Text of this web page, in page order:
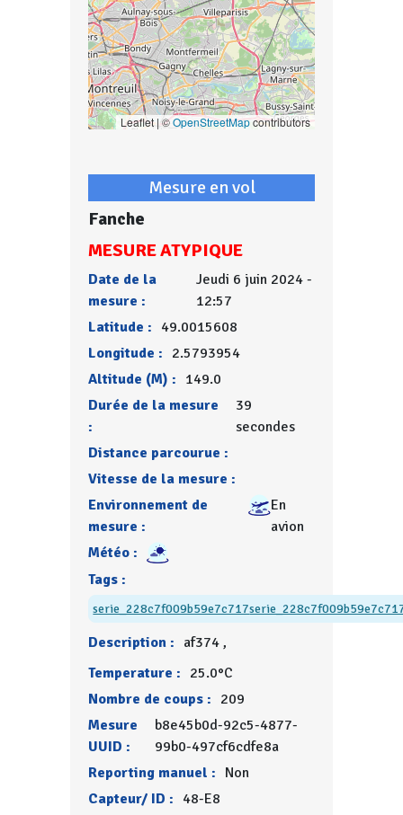
Leaflet | ©OpenStreetMapcontributors
Mesure en vol
Fanche
MESURE ATYPIQUE
Date de la
mesure :
Jeudi 6 juin 2024 -
12:57
Latitude : 49.0015608
Longitude : 2.5793954
Altitude (M) : 149.0
Durée de la mesure
:
39
secondes
Distance parcourue :
Vitesse de la mesure :
Environnement de
mesure :
En
avion
Météo :
Tags :
serie_228c7f009b59e7c717
Description : af374 ,
Temperature : 25.0°C
Nombre de coups : 209
Mesure
UUID :
b8e45b0d-92c5-4877-
99b0-497cf6cdfe8a
Reporting manuel : Non
Capteur/ ID : 48-E8